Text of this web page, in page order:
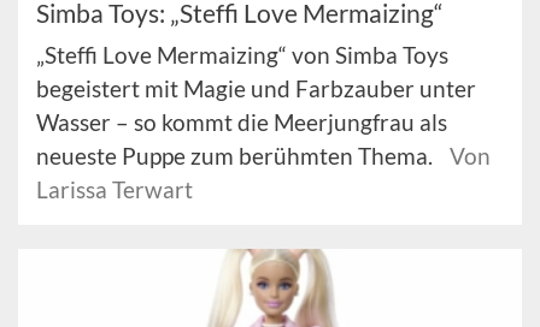
Simba Toys: „Steffi Love Mermaizing“
„Steffi Love Mermaizing“ von Simba Toys
begeistert mit Magie und Farbzauber unter
Wasser – so kommt die Meerjungfrau als
neueste Puppe zum berühmten Thema.
Von
Larissa Terwart